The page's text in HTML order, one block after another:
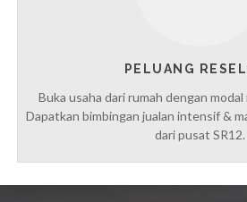
PELUANG
Buka usaha dari rumah dengan
Dapatkan bimbingan jualan intensif &
dari pusat SR12.